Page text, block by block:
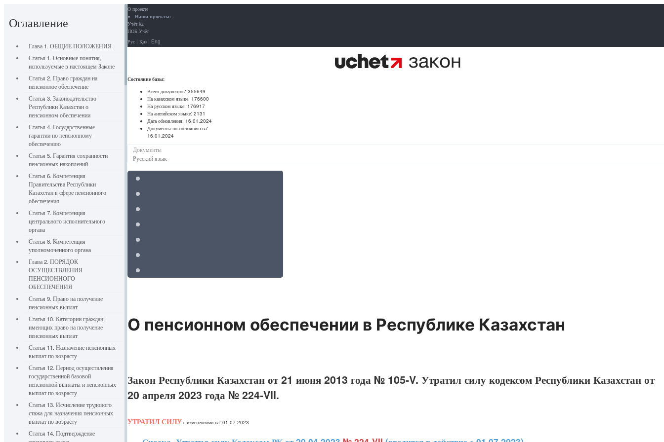
Оглавление
Глава 1. ОБЩИЕ ПОЛОЖЕНИЯ
Статья 1. Основные понятия,
используемые в настоящем Законе
Статья 2. Право граждан на
пенсионное обеспечение
Статья 3. Законодательство
Республики Казахстан о
пенсионном обеспечении
Статья 4. Государственные
гарантии по пенсионному
обеспечению
Статья 5. Гарантия сохранности
пенсионных накоплений
Статья 6. Компетенция
Правительства Республики
Казахстан в сфере пенсионного
обеспечения
Статья 7. Компетенция
центрального исполнительного
органа
Статья 8. Компетенция
уполномоченного органа
Глава 2. ПОРЯДОК
ОСУЩЕСТВЛЕНИЯ
ПЕНСИОННОГО
ОБЕСПЕЧЕНИЯ
Статья 9. Право на получение
пенсионных выплат
Статья 10. Категории граждан,
имеющих право на получение
пенсионных выплат
Статья 11. Назначение пенсионных
выплат по возрасту
Статья 12. Период осуществления
государственной базовой
пенсионной выплаты и пенсионных
выплат по возрасту
Статья 13. Исчисление трудового
стажа для назначения пенсионных
выплат по возрасту
Статья 14. Подтверждение
О проекте
Наши проекты:
Учёт.kz
ПОБ.Учёт
Рус | Қаз | Eng
Состояние базы:
Всего документов: 355649
На казахском языке: 176600
На русском языке: 176917
На английском языке: 2131
Дата обновления: 16.01.2024
Документы по состоянию на:
16.01.2024
Документы
Русский язык
О пенсионном обеспечении в Республике Казахстан
Закон Республики Казахстан от 21 июня 2013 года № 105-V. Утратил силу кодексом Республики Казахстан от
20 апреля 2023 года № 224-VII.
УТРАТИЛ СИЛУ с изменениями на: 01.07.2023